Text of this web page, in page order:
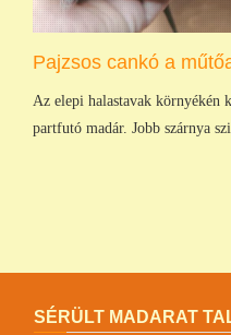
Pajzsos cankó a
Az elepi halastavak környékén
partfutó madár. Jobb szárnya
SÉRÜLT MADARAT